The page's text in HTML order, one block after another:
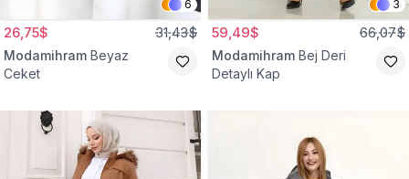
6
26,75$ 31,43$
Modamihram Beyaz
Ceket
3
59,49$ 66,07$
Modamihram Bej Deri
Detaylı Kap